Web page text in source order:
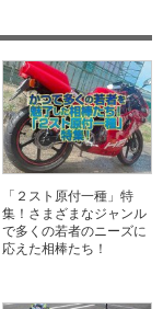
「２スト原付一種」特
集！さまざまなジャンル
で多くの若者のニーズに
応えた相棒たち！